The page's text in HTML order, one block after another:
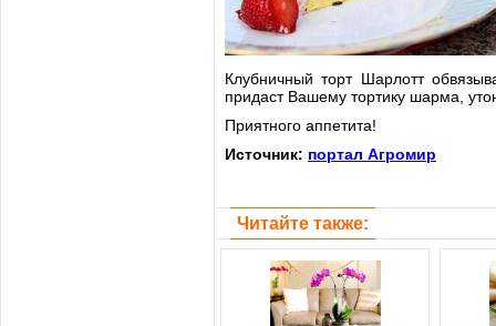
Клубничный торт Шарлотт
придаст Вашему тортику шарма,
Приятного аппетита!
Источник: портал Агромир
Читайте также: